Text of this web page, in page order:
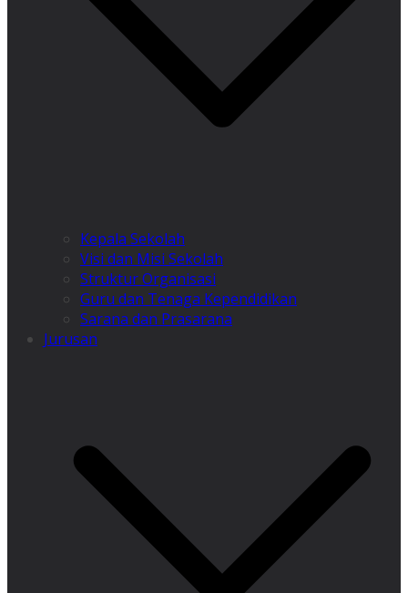
Kepala Sekolah
Visi dan Misi Sekolah
Struktur Organisasi
Guru dan Tenaga Kependidikan
Sarana dan Prasarana
Jurusan